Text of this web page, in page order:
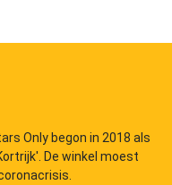
Only begon in 2018 als
De winkel moest